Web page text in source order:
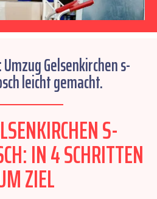
Gelsenkirchen s-
leicht gemacht.
S-
IN 4 SCHRITTEN
ZIEL